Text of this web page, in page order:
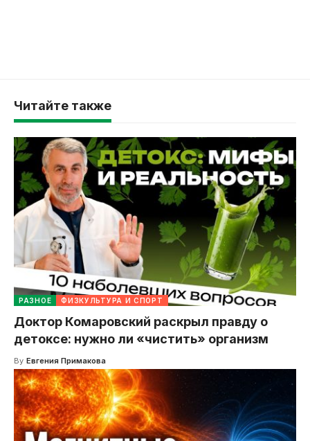
Читайте также
РАЗНОЕ ФИЗКУЛЬТУРА И СПОРТ
Доктор Комаровский раскрыл правду о
детоксе: нужно ли «чистить» организм
By Евгения Примакова